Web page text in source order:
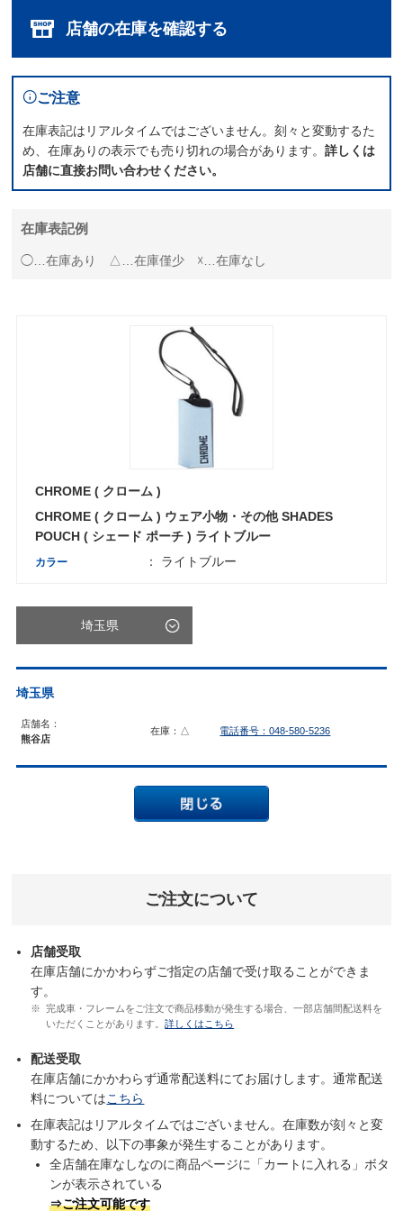
店舗の在庫を確認する
ご注意
在庫表記はリアルタイムではございません。刻々と変動するた
め、在庫ありの表示でも売り切れの場合があります。詳しくは
店舗に直接お問い合わせください。
在庫表記例
◯…在庫あり △…在庫僅少 ☓…在庫なし
CHROME ( クローム )
CHROME ( クローム ) ウェア小物・その他 SHADES
POUCH ( シェード ポーチ ) ライトブルー
カラー ： ライトブルー
埼玉県
埼玉県
店舗名：
熊谷店
在庫：△ 電話番号：048-580-5236
ご注文について
店舗受取
在庫店舗にかかわらずご指定の店舗で受け取ることができま
す。
完成車・フレームをご注文で商品移動が発生する場合、一部店舗間配送料を
いただくことがあります。詳しくはこちら
配送受取
在庫店舗にかかわらず通常配送料にてお届けします。通常配送
料についてはこちら
在庫表記はリアルタイムではございません。在庫数が刻々と変
動するため、以下の事象が発生することがあります。
全店舗在庫なしなのに商品ページに「カートに入れる」ボタ
ンが表示されている
⇒ご注文可能です